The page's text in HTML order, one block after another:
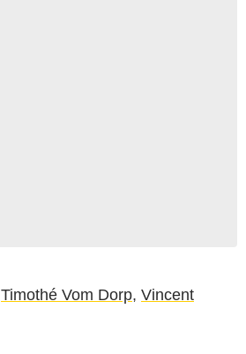
Timothé Vom Dorp, Vincent